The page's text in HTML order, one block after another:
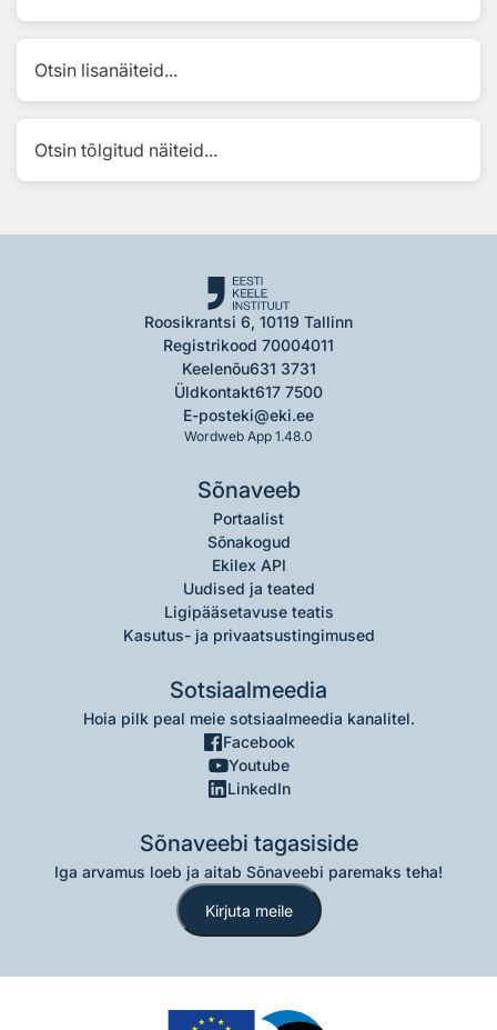
Otsin lisanäiteid...
Otsin tõlgitud näiteid...
Roosikrantsi 6, 10119 Tallinn
Registrikood 70004011
Keelenõu631 3731
Üldkontakt617 7500
E-posteki@eki.ee
Wordweb App 1.48.0
Sõnaveeb
Portaalist
Sõnakogud
Ekilex API
Uudised ja teated
Ligipääsetavuse teatis
Kasutus- ja privaatsustingimused
Sotsiaalmeedia
Hoia pilk peal meie sotsiaalmeedia kanalitel.
Facebook
Youtube
LinkedIn
Sõnaveebi tagasiside
Iga arvamus loeb ja aitab Sõnaveebi paremaks teha!
Kirjuta meile